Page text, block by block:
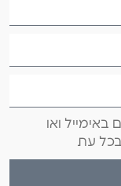
ואו
עת